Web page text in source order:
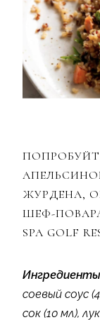
ЖУРДЕНА,
ШЕФ-ПОВАРА
SPA GOLF
соевый соус
сок (10 мл),